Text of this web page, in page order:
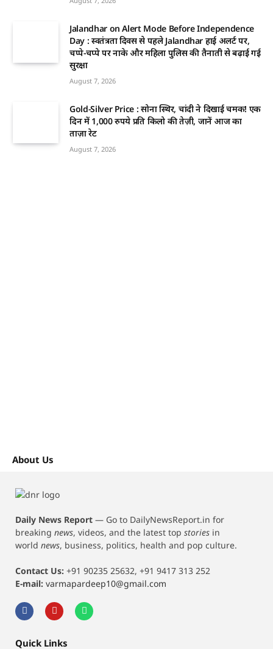
Jalandhar on Alert Mode Before Independence
Day : स्वतंत्रता दिवस से पहले Jalandhar हाई अलर्ट पर,
चप्पे-चप्पे पर नाके और महिला पुलिस की तैनाती से बढ़ाई गई
सुरक्षा
August 7, 2026
Gold-Silver Price : सोना स्थिर, चांदी ने दिखाई चमक! एक
दिन में 1,000 रुपये प्रति किलो की तेज़ी, जानें आज का
ताज़ा रेट
August 7, 2026
About Us
Daily News Report — Go to DailyNewsReport.in for
breaking news, videos, and the latest top stories in
world news, business, politics, health and pop culture.
Contact Us: +91 90235 25632, +91 9417 313 252
E-mail: varmapardeep10@gmail.com
Quick Links